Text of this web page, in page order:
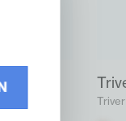
Triver